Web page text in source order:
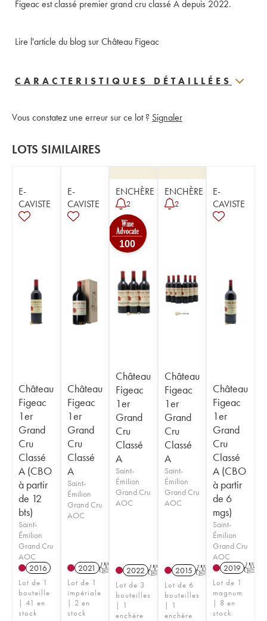
Figeac est classé premier grand cru classé A depuis 2022.
Lire l'article du blog sur Château Figeac
CARACTERISTIQUES DÉTAILLÉES
Vous constatez une erreur sur ce lot ? Signaler
LOTS SIMILAIRES
E-
CAVISTE
Château
Figeac
1er
Grand
Cru
Classé
A (CBO
à partir
de 12
bts)
Saint-
Émilion
Grand Cru
AOC
2016
Lot de 1
bouteille
| 41 en
stock
E-
CAVISTE
Château
Figeac
1er
Grand
Cru
Classé
A
Saint-
Émilion
Grand Cru
AOC
2021 T
Lot de 1
impériale
| 2 en
stock
ENCHÈRE
2
100
Château
Figeac
1er
Grand
Cru
Classé
A
Saint-
Émilion
Grand Cru
AOC
2022 T
Lot de 3
bouteilles
| 1
enchère
ENCHÈRE
2
Château
Figeac
1er
Grand
Cru
Classé
A
Saint-
Émilion
Grand Cru
AOC
2015 T
Lot de 6
bouteilles
| 1
enchère
E-
CAVISTE
Château
Figeac
1er
Grand
Cru
Classé
A (CBO
à partir
de 6
mgs)
Saint-
Émilion
Grand Cru
AOC
2019 T
Lot de 1
magnum
| 8 en
stock